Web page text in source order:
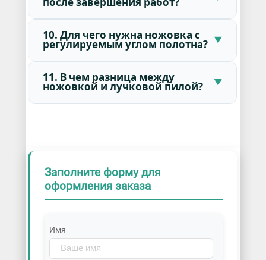
10. Для чего нужна ножовка с
регулируемым углом полотна?
11. В чем разница между
ножовкой и лучковой пилой?
Заполните форму для
оформления заказа
Имя